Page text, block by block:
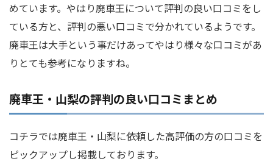
めています。やはり廃車王について評判の良い口コミをし
ている方と、評判の悪い口コミで分かれているようです。
廃車王は大手という事だけあってやはり様々な口コミがあ
りとても参考になりますね。
廃車王・山梨の評判の良い口コミまとめ
コチラでは廃車王・山梨に依頼した高評価の方の口コミを
ピックアップし掲載しております。